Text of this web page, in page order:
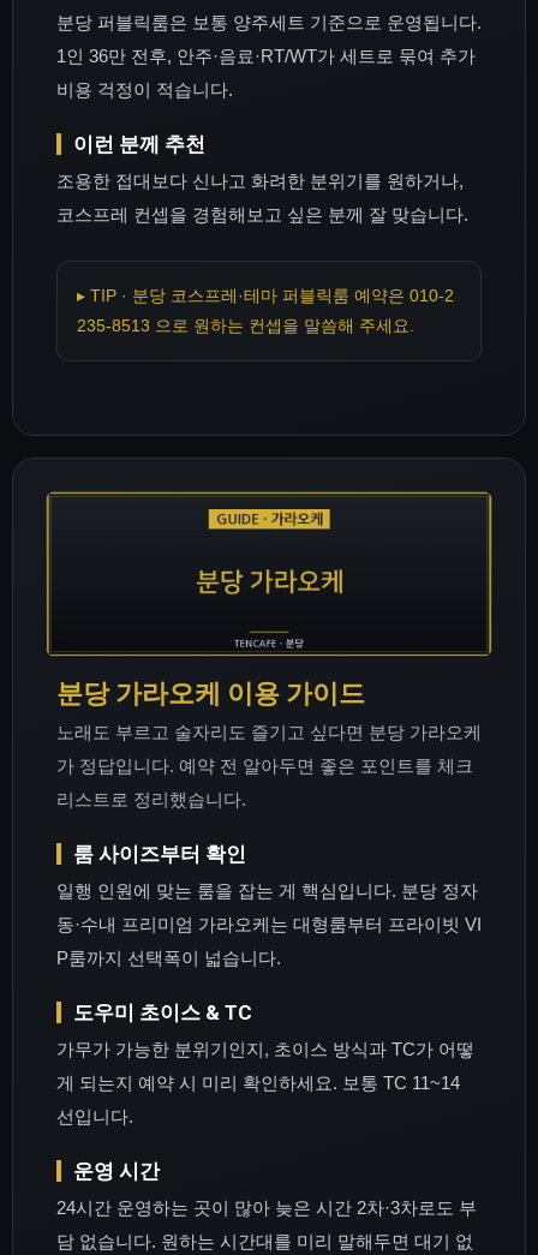
분당 퍼블릭룸은 보통 양주세트 기준으로 운영됩니다.
1인 36만 전후, 안주·음료·RT/WT가 세트로 묶여 추가
비용 걱정이 적습니다.
이런 분께 추천
조용한 접대보다 신나고 화려한 분위기를 원하거나,
코스프레 컨셉을 경험해보고 싶은 분께 잘 맞습니다.
▸ TIP · 분당 코스프레·테마 퍼블릭룸 예약은 010-2
235-8513 으로 원하는 컨셉을 말씀해 주세요.
분당 가라오케 이용 가이드
노래도 부르고 술자리도 즐기고 싶다면 분당 가라오케
가 정답입니다. 예약 전 알아두면 좋은 포인트를 체크
리스트로 정리했습니다.
룸 사이즈부터 확인
일행 인원에 맞는 룸을 잡는 게 핵심입니다. 분당 정자
동·수내 프리미엄 가라오케는 대형룸부터 프라이빗 VI
P룸까지 선택폭이 넓습니다.
도우미 초이스 & TC
가무가 가능한 분위기인지, 초이스 방식과 TC가 어떻
게 되는지 예약 시 미리 확인하세요. 보통 TC 11~14
선입니다.
운영 시간
24시간 운영하는 곳이 많아 늦은 시간 2차·3차로도 부
담 없습니다. 원하는 시간대를 미리 말해두면 대기 없